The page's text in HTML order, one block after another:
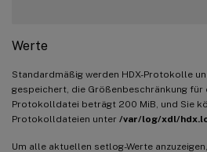
Werte
Standardmäßig werden HDX-Protokolle
gespeichert, die Größenbeschränkung für
Protokolldatei beträgt 200 MiB, und Sie
Protokolldateien unter /var/log/xdl/
Um alle aktuellen setlog-Werte